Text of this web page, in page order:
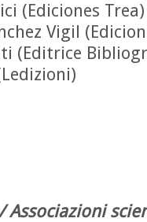
(Ediciones Trea)
Vigil
(Editrice
Associazioni